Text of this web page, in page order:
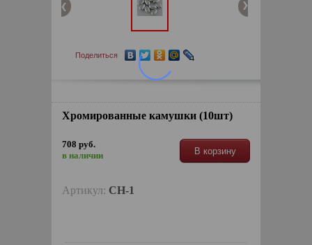
Поделиться
Хромированные камушки (10шт)
708 руб.
в наличии
В корзину
Артикул: CH-1